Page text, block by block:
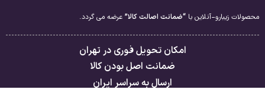
محصولات زیبارو-آنلاین با “ضمانت اصالت کالا” عرضه می گردد.
امکان تحویل فوری در تهران
ضمانت اصل بودن کالا
ارسال به سراسر ایران